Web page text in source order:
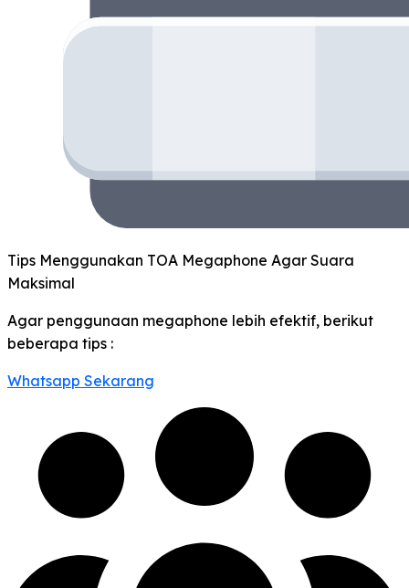
Tips Menggunakan TOA Megaphone Agar Suara
Maksimal
Agar penggunaan megaphone lebih efektif, berikut
beberapa tips :
Whatsapp Sekarang